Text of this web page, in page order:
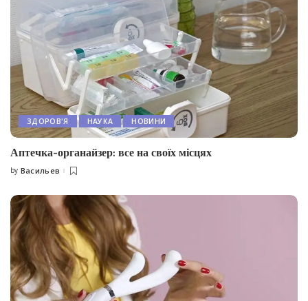
ЗДОРОВ'Я НАУКА НОВИНИ
Аптечка-органайзер: все на своїх місцях
Posted
by Васильев